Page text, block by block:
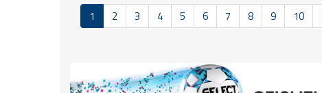
1 2 3 4 5 6 7 8 9 10